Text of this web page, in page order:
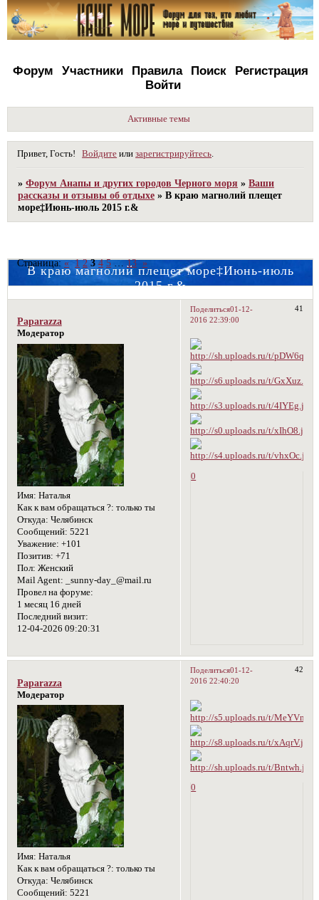
Форум Участники Правила Поиск
Регистрация
Войти
Активные темы
Привет, Гость! Войдите илизарегистрируйтесь
»Форум Анапы и других городов Черного моря »Ваши
рассказы и отзывы об отдыхе »В краю магнолий плещет
море‡Июнь-июль 2015 г.&
В краю магнолий плещет море‡Июнь-июль
2015 г.&
Страница:« 1 2 3 4 5 … 13 »
Поделиться 41
01-12-
2016 22:39:00
Paparazza
Модератор
Имя: Наталья
Как к вам обращаться ?: только ты
Откуда: Челябинск
Сообщений: 5221
Уважение: +101
Позитив: +71
Пол: Женский
Mail Agent: _sunny-day_@mail.ru
Провел на форуме:
1 месяц 16 дней
Последний визит:
12-04-2026 09:20:31
0
Поделиться 42
01-12-
2016 22:40:20
Paparazza
Модератор
Имя: Наталья
Как к вам обращаться ?: только ты
Откуда: Челябинск
Сообщений: 5221
0